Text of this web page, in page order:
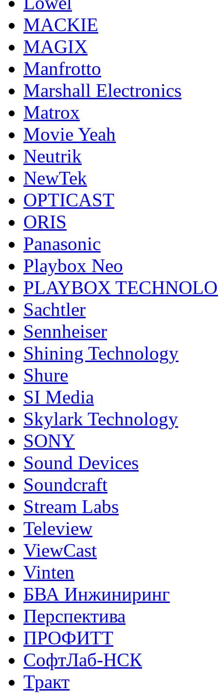
MACKIE
MAGIX
Manfrotto
Marshall Electronics
Matrox
Movie Yeah
Neutrik
NewTek
OPTICAST
ORIS
Panasonic
Playbox Neo
PLAYBOX
Sachtler
Sennheiser
Shining Technology
Shure
SI Media
Skylark Technology
SONY
Sound Devices
Soundcraft
Stream Labs
Teleview
ViewCast
Vinten
БВА Инжиниринг
Перспектива
ПРОФИТТ
СофтЛаб-НСК
Тракт